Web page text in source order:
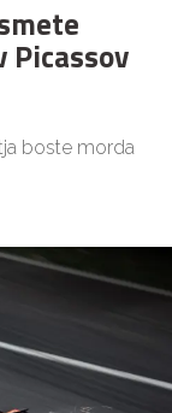
boste morda